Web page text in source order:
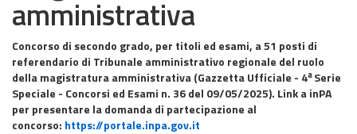
amministrativa
Concorso di secondo grado, per titoli ed esami, a 51 posti di
referendario di Tribunale amministrativo regionale del ruolo
della magistratura amministrativa (Gazzetta Ufficiale - 4aSerie
Speciale - Concorsi ed Esami n. 36 del 09/05/2025). Link a inPA
per presentare la domanda di partecipazione al
concorso: https://portale.inpa.gov.it